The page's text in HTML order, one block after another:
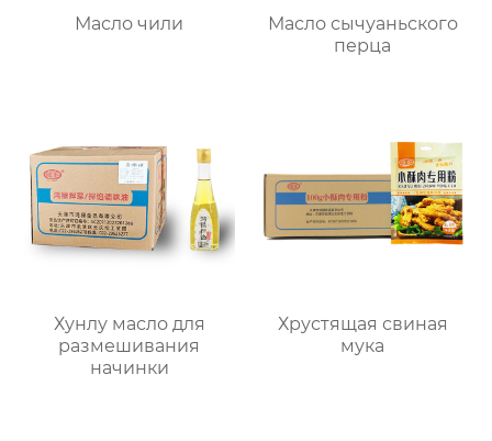
Масло чили
Масло сычуаньского
перца
Хунлу масло для
размешивания
начинки
Хрустящая свиная
мука